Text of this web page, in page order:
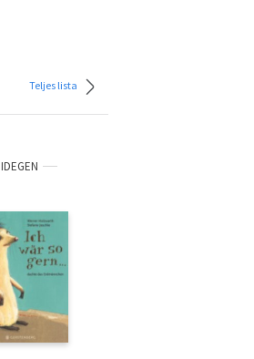
Teljes lista
IDEGEN